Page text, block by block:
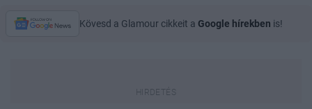
Kövesd a Glamour cikkeit a Google hírekben is!